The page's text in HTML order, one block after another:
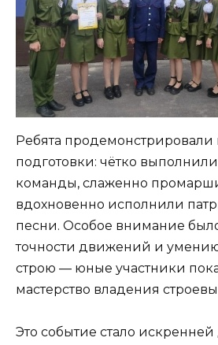
Ребята
подготовки: чётко
команды, слаженно
вдохновенно исполнили
песни. Особое внимание
точности движений и
строю — юные участники
мастерство владения
Это событие стало